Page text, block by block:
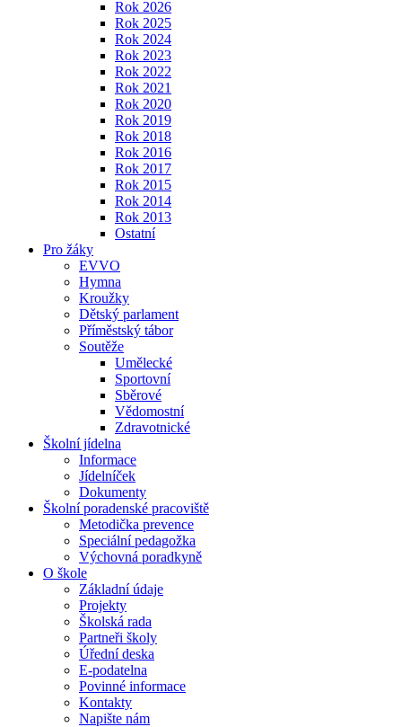
Rok 2026
Rok 2025
Rok 2024
Rok 2023
Rok 2022
Rok 2021
Rok 2020
Rok 2019
Rok 2018
Rok 2016
Rok 2017
Rok 2015
Rok 2014
Rok 2013
Ostatní
Pro žáky
EVVO
Hymna
Kroužky
Dětský parlament
Příměstský tábor
Soutěže
Umělecké
Sportovní
Sběrové
Vědomostní
Zdravotnické
Školní jídelna
Informace
Jídelníček
Dokumenty
Školní poradenské pracoviště
Metodička prevence
Speciální pedagožka
Výchovná poradkyně
O škole
Základní údaje
Projekty
Školská rada
Partneři školy
Úřední deska
E-podatelna
Povinné informace
Kontakty
Napište nám